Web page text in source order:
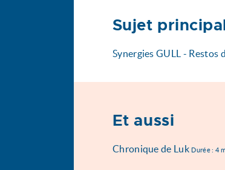
Sujet
Synergies GULL - Restos
Et aussi
Chronique de Luk Durée : 4